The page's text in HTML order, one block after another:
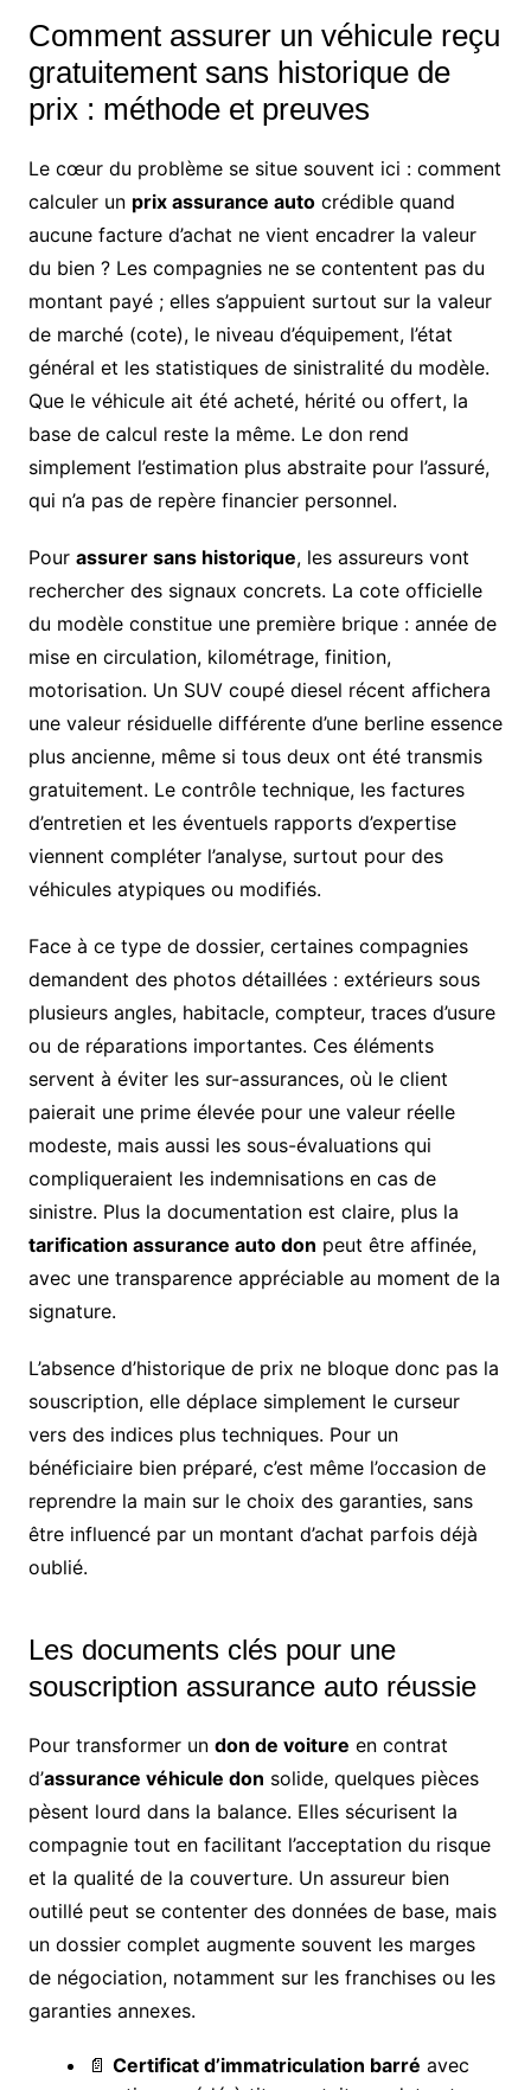
Comment assurer un véhicule reçu
gratuitement sans historique de
prix : méthode et preuves
Le cœur du problème se situe souvent ici : comment
calculer un prix assurance autocrédible quand
aucune facture d’achat ne vient encadrer la valeur
du bien ? Les compagnies ne se contentent pas du
montant payé ; elles s’appuient surtout sur la valeur
de marché (cote), le niveau d’équipement, l’état
général et les statistiques de sinistralité du modèle.
Que le véhicule ait été acheté, hérité ou offert, la
base de calcul reste la même. Le don rend
simplement l’estimation plus abstraite pour l’assuré,
qui n’a pas de repère financier personnel.
Pour assurer sans historique, les assureurs vont
rechercher des signaux concrets. La cote officielle
du modèle constitue une première brique : année de
mise en circulation, kilométrage, finition,
motorisation. Un SUV coupé diesel récent affichera
une valeur résiduelle différente d’une berline essence
plus ancienne, même si tous deux ont été transmis
gratuitement. Le contrôle technique, les factures
d’entretien et les éventuels rapports d’expertise
viennent compléter l’analyse, surtout pour des
véhicules atypiques ou modifiés.
Face à ce type de dossier, certaines compagnies
demandent des photos détaillées : extérieurs sous
plusieurs angles, habitacle, compteur, traces d’usure
ou de réparations importantes. Ces éléments
servent à éviter les sur-assurances, où le client
paierait une prime élevée pour une valeur réelle
modeste, mais aussi les sous-évaluations qui
compliqueraient les indemnisations en cas de
sinistre. Plus la documentation est claire, plus la
tarification assurance auto don peut être affinée,
avec une transparence appréciable au moment de la
signature.
L’absence d’historique de prix ne bloque donc pas la
souscription, elle déplace simplement le curseur
vers des indices plus techniques. Pour un
bénéficiaire bien préparé, c’est même l’occasion de
reprendre la main sur le choix des garanties, sans
être influencé par un montant d’achat parfois déjà
oublié.
Les documents clés pour une
souscription assurance auto réussie
Pour transformer un don de voiture en contrat
d’assurance véhicule don solide, quelques pièces
pèsent lourd dans la balance. Elles sécurisent la
compagnie tout en facilitant l’acceptation du risque
et la qualité de la couverture. Un assureur bien
outillé peut se contenter des données de base, mais
un dossier complet augmente souvent les marges
de négociation, notamment sur les franchises ou les
garanties annexes.
📄 Certificat d’immatriculation barré avec